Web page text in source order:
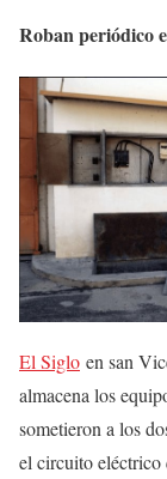
Roban periódico
El Siglo en san
almacena los
sometieron a los
el circuito eléctrico